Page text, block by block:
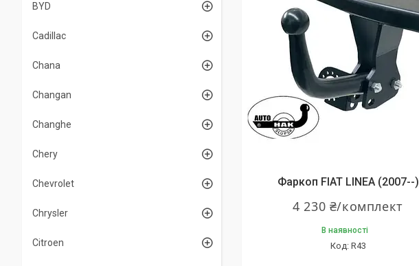
Фаркоп FIAT LINEA (2007--)
4 230 ₴/комплект
В наявності
R43
BYD
Cadillac
Chana
Changan
Changhe
Chery
Chevrolet
Chrysler
Citroen